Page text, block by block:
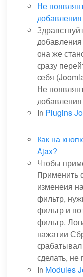
Не
добавления
добавления
она же
сразу
себя
Не
добавления
In Plugins
Как на
Ajax?
Чтобы
Применить
изменеия
фильтр,
фильтр и
фильтр.
нажатии
сделать, не
In Modules